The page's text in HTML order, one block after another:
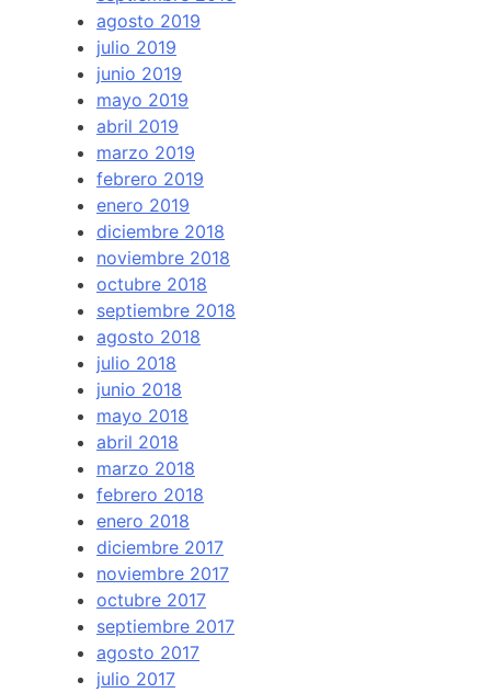
agosto 2019
julio 2019
junio 2019
mayo 2019
abril 2019
marzo 2019
febrero 2019
enero 2019
diciembre 2018
noviembre 2018
octubre 2018
septiembre 2018
agosto 2018
julio 2018
junio 2018
mayo 2018
abril 2018
marzo 2018
febrero 2018
enero 2018
diciembre 2017
noviembre 2017
octubre 2017
septiembre 2017
agosto 2017
julio 2017